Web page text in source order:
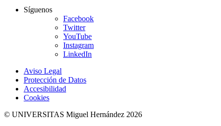
Síguenos
Facebook
Twitter
YouTube
Instagram
LinkedIn
Aviso Legal
Protección de Datos
Accesibilidad
Cookies
© UNIVERSITAS Miguel Hernández 2026